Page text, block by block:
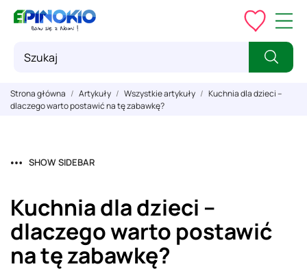
Strona główna Artykuły Wszystkie artykuły
Kuchnia dla dzieci –
dlaczego warto postawić na tę zabawkę?
SHOW SIDEBAR
Kuchnia dla dzieci –
dlaczego warto postawić
na tę zabawkę?